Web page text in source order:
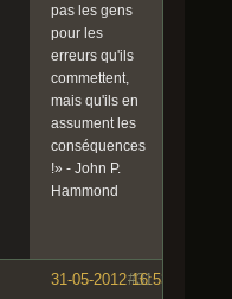
pas les gens
pour les
erreurs qu'ils
commettent,
mais qu'ils en
assument les
conséquences
!» - John P.
Hammond
#31
31-05-2012 16:53:48